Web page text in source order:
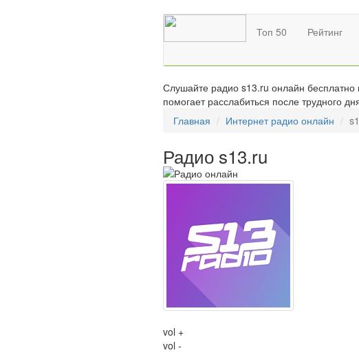
Топ 50 Рейтинг
Слушайте радио s13.ru онлайн
помогает расслабиться после трудного
Главная
Интернет радио онлайн
Радио s13.ru
vol +
vol -